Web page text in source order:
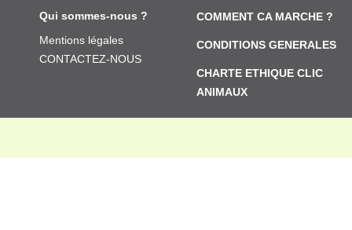
Qui sommes-nous ?
Mentions légales
CONTACTEZ-NOUS
COMMENT CA MARCHE ?
CONDITIONS GENERALES
CHARTE ETHIQUE CLIC
ANIMAUX